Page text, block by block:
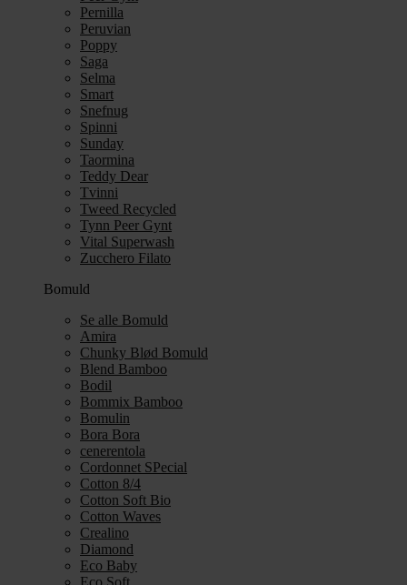
Pernilla
Peruvian
Poppy
Saga
Selma
Smart
Snefnug
Spinni
Sunday
Taormina
Teddy Dear
Tvinni
Tweed Recycled
Tynn Peer Gynt
Vital Superwash
Zucchero Filato
Bomuld
Se alle Bomuld
Amira
Chunky Blød Bomuld
Blend Bamboo
Bodil
Bommix Bamboo
Bomulin
Bora Bora
cenerentola
Cordonnet SPecial
Cotton 8/4
Cotton Soft Bio
Cotton Waves
Crealino
Diamond
Eco Baby
Eco Soft